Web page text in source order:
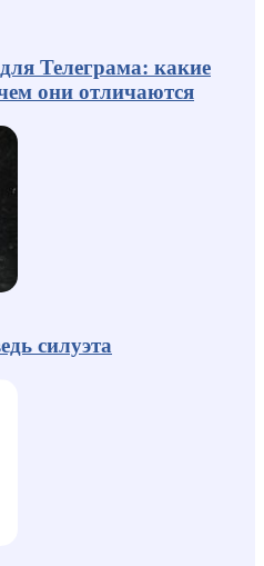
Телеграма: какие
они отличаются
силуэта